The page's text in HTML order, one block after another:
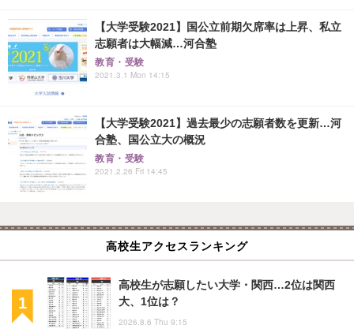
【大学受験2021】国公立前期欠席率は上昇、私立
志願者は大幅減…河合塾
教育・受験
2021.3.1 Mon 14:15
【大学受験2021】過去最少の志願者数を更新…河
合塾、国公立大の概況
教育・受験
2021.2.26 Fri 14:45
高校生アクセスランキング
高校生が志願したい大学・関西…2位は関西
大、1位は？
2026.8.6 Thu 9:15